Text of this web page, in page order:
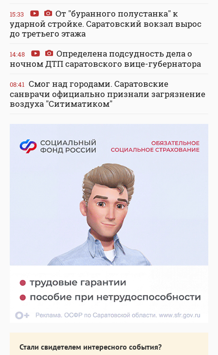
15:33
От "буранного полустанка" к
ударной стройке. Саратовский вокзал вырос
до третьего этажа
14:48
Определена подсудность дела о
ночном ДТП саратовского вице-губернатора
08:41 Смог над городами. Саратовские
санврачи официально признали загрязнение
воздуха "Ситиматиком"
Стали свидетелем интересного события?